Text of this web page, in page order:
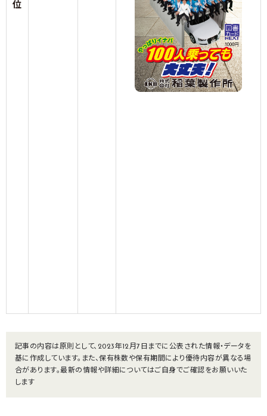
位
記事の内容は原則として、2023年12月7日までに公表された情報・データを
基に作成しています。また、保有株数や保有期間により優待内容が異なる場
合があります。最新の情報や詳細についてはご自身でご確認をお願いいた
します